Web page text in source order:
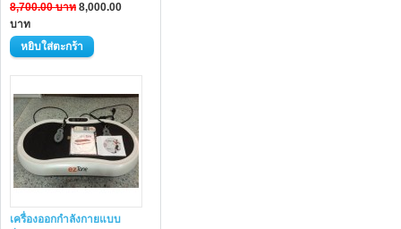
8,700.00 บาท 8,000.00
บาท
เครื่องออกกำลังกายแบบ